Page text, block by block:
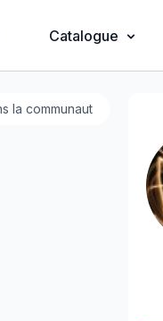
Catalogue